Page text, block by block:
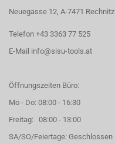
Neuegasse 12, A-7471 Rechnitz
Telefon +43 3363 77 525
E-Mail info@sisu-tools.at
Öffnungszeiten Büro:
Mo - Do: 08:00 - 16:30
Freitag: 08:00 - 13:00
SA/SO/Feiertage: Geschlossen